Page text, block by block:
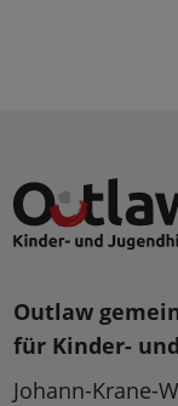
Outlaw
für Kinder-
Johann-Krane-